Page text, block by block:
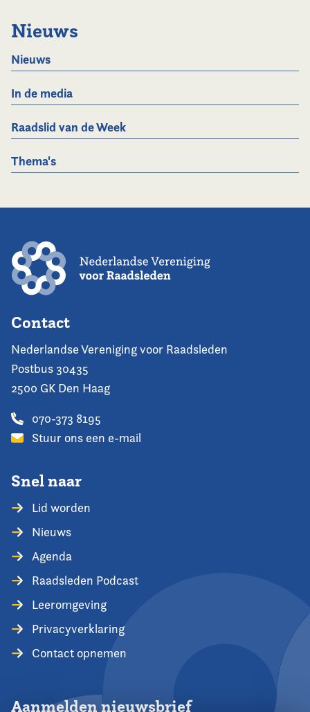
Nieuws
Nieuws
In de media
Raadslid van de Week
Thema's
Contact
Nederlandse Vereniging voor Raadsleden
Postbus 30435
2500 GK Den Haag
070-373 8195
Stuur ons een e-mail
Snel naar
Lid worden
Nieuws
Agenda
Raadsleden Podcast
Leeromgeving
Privacyverklaring
Contact opnemen
Aanmelden nieuwsbrief